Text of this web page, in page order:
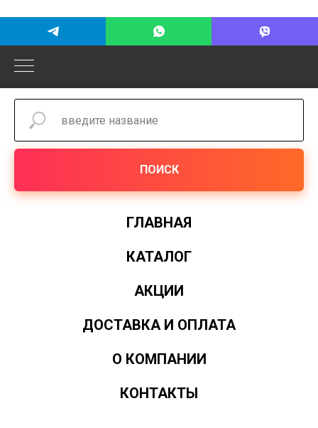
ПОИСК
ГЛАВНАЯ
КАТАЛОГ
АКЦИИ
ДОСТАВКА И ОПЛАТА
О КОМПАНИИ
КОНТАКТЫ